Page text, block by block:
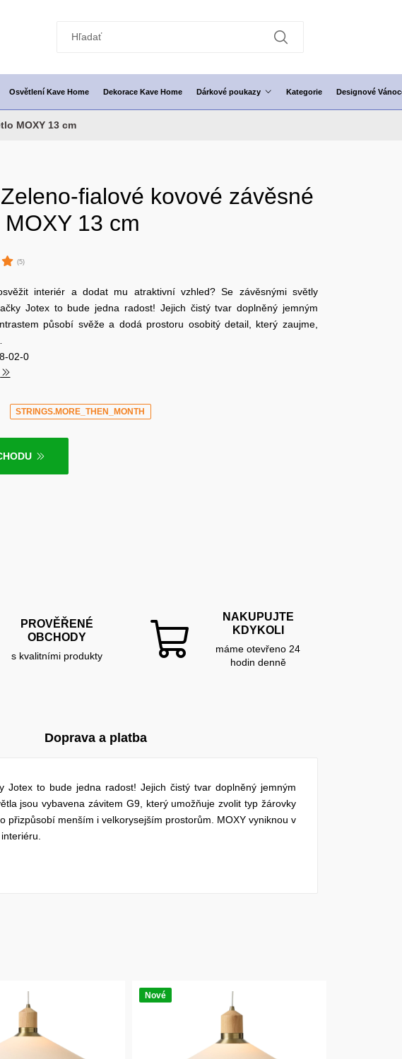
Osvětlení Kave Home Dekorace Kave Home Dárkové poukazy Kategorie Designové
MOXY 13 cm
fialové kovové závěsné
13 cm
(5)
interiér a dodat mu atraktivní vzhled? Se závěsnými světly
Jotex to bude jedna radost! Jejich čistý tvar doplněný jemným
působí svěže a dodá prostoru osobitý detail, který zaujme,
02-0
STRINGS.MORE_THEN_MONTH
PROVĚŘENÉ
OBCHODY
s kvalitními produkty
NAKUPUJTE
KDYKOLI
máme otevřeno 24
hodin denně
Doprava a platba
Jotex to bude jedna radost! Jejich čistý tvar doplněný jemným
jsou vybavena závitem G9, který umožňuje zvolit typ žárovky
menším i velkorysejším prostorům. MOXY vyniknou v
Nové